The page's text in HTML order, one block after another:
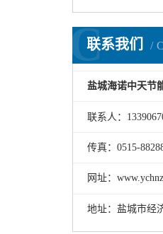
联系我们
C
盐城海诺中天节
联系人：
传真：0515-
网址：
地址：盐城市经